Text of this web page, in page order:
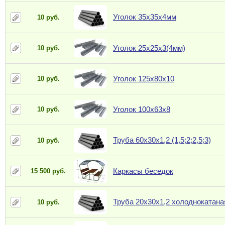
10 руб. Уголок 35х35х4мм
10 руб. Уголок 25х25х3(4мм)
10 руб. Уголок 125х80х10
10 руб. Уголок 100х63х8
10 руб. Труба 60х30х1,2 (1,5;2;2,5;3)
15 500 руб. Каркасы беседок
10 руб. Труба 20х30х1,2